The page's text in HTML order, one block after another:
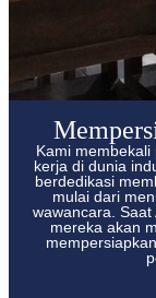
Kami
kerja di dunia
berdedikasi
mulai dari
wawancara. Saat
mereka akan